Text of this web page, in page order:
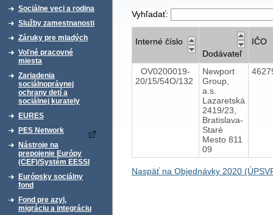
Sociálne veci a rodina
Služby zamestnanosti
Záruky pre mladých
Voľné pracovné
miesta
Zariadenia
sociálnoprávnej
ochrany detí a
sociálnej kurately
EURES
PES Network
Nástroje na
prepojenie Európy
(CEF)/Systém EESSI
Európsky sociálny
fond
Fond pre azyl,
migráciu a integráciu
Vyhľadať:
Interné číslo
Dodávateľ
IČO
OV0200019-
20/15/54O/132
Newport
Group,
a.s.
Lazaretská
2419/23,
Bratislava-
Staré
Mesto 811
09
Naspäť na Objednávky 2020